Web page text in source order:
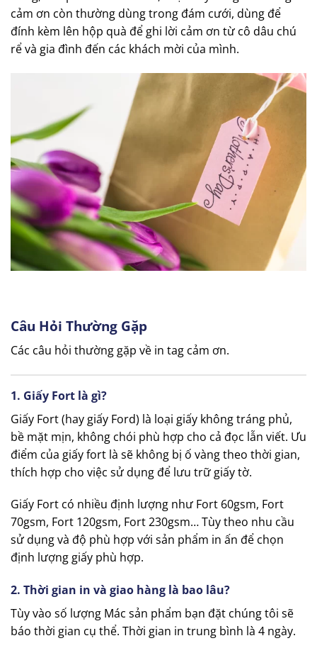
cảm ơn còn thường dùng trong đám cưới, dùng để
đính kèm lên hộp quà để ghi lời cảm ơn từ cô dâu chú
rể và gia đình đến các khách mời của mình.
Câu Hỏi Thường Gặp
Các câu hỏi thường gặp về in tag cảm ơn.
1. Giấy Fort là gì?
Giấy Fort (hay giấy Ford) là loại giấy không tráng phủ,
bề mặt mịn, không chói phù hợp cho cả đọc lẫn viết. Ưu
điểm của giấy fort là sẽ không bị ố vàng theo thời gian,
thích hợp cho việc sử dụng để lưu trữ giấy tờ.
Giấy Fort có nhiều định lượng như Fort 60gsm, Fort
70gsm, Fort 120gsm, Fort 230gsm… Tùy theo nhu cầu
sử dụng và độ phù hợp với sản phẩm in ấn để chọn
định lượng giấy phù hợp.
2. Thời gian in và giao hàng là bao lâu?
Tùy vào số lượng Mác sản phẩm bạn đặt chúng tôi sẽ
báo thời gian cụ thể. Thời gian in trung bình là 4 ngày.